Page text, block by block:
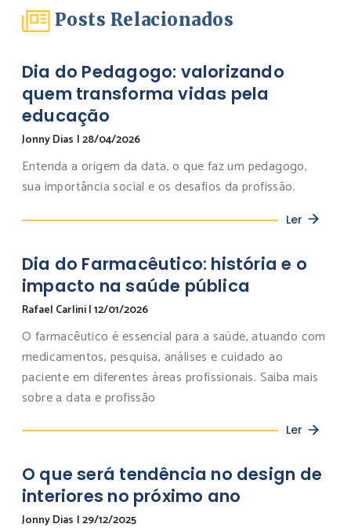
Posts Relacionados
Dia do Pedagogo: valorizando
quem transforma vidas pela
educação
Jonny Dias |28/04/2026
Entenda a origem da data, o que faz um pedagogo,
sua importância social e os desafios da profissão.
Ler
Dia do Farmacêutico: história e o
impacto na saúde pública
Rafael Carlini|12/01/2026
O farmacêutico é essencial para a saúde, atuando com
medicamentos, pesquisa, análises e cuidado ao
paciente em diferentes áreas profissionais. Saiba mais
sobre a data e profissão
Ler
O que será tendência no design de
interiores no próximo ano
Jonny Dias |29/12/2025